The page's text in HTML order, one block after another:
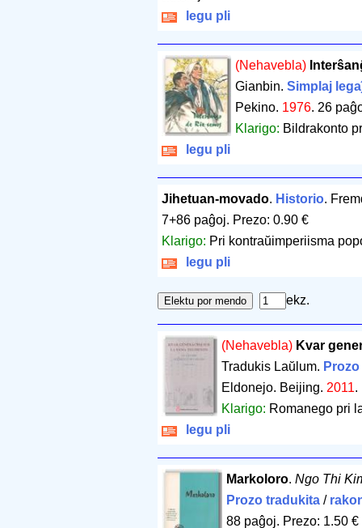
legu pli
(Nehavebla)
Gianbin.Simplaj
Pekino. 1976. 26
Klarigo: Bildrakonto
legu pli
Jihetuan-movado. Historio.
7+86 paĝoj. Prezo: 0.90 €
Klarigo: Pri kontraŭimperiisma
legu pli
ekz.
(Nehavebla) Kvar
Tradukis Laŭlum.
Eldonejo. Beijing. 2011.
Klarigo: Romanego pri
legu pli
Markoloro.Ngo Thi
Prozo tradukita /
88 paĝoj. Prezo: 1.50 €